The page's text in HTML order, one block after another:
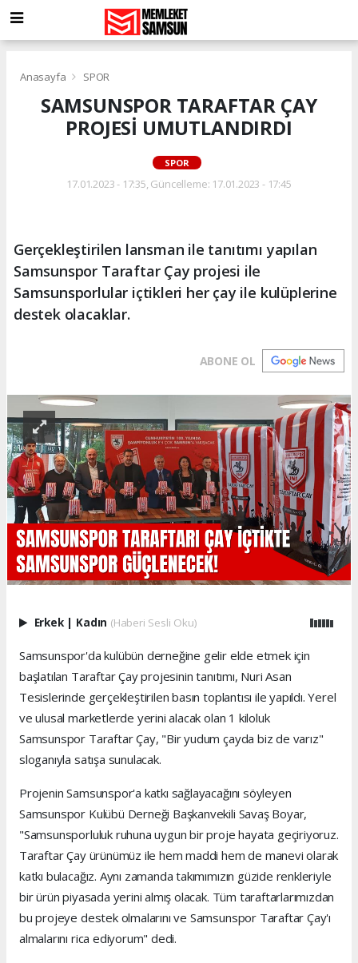
Anasayfa SPOR
SAMSUNSPOR TARAFTAR ÇAY
PROJESİ UMUTLANDIRDI
SPOR
17.01.2023 - 17:35, Güncelleme: 17.01.2023 - 17:45
Gerçekleştirilen lansman ile tanıtımı yapılan
Samsunspor Taraftar Çay projesi ile
Samsunsporlular içtikleri her çay ile kulüplerine
destek olacaklar.
ABONE OL
Erkek | Kadın (Haberi Sesli Oku)
Samsunspor'da kulübün derneğine gelir elde etmek için
başlatılan Taraftar Çay projesinin tanıtımı, Nuri Asan
Tesislerinde gerçekleştirilen basın toplantısı ile yapıldı. Yerel
ve ulusal marketlerde yerini alacak olan 1 kiloluk
Samsunspor Taraftar Çay, "Bir yudum çayda biz de varız"
sloganıyla satışa sunulacak.
Projenin Samsunspor'a katkı sağlayacağını söyleyen
Samsunspor Kulübü Derneği Başkanvekili Savaş Boyar,
"Samsunsporluluk ruhuna uygun bir proje hayata geçiriyoruz.
Taraftar Çay ürünümüz ile hem maddi hem de manevi olarak
katkı bulacağız. Aynı zamanda takımımızın güzide renkleriyle
bir ürün piyasada yerini almış olacak. Tüm taraftarlarımızdan
bu projeye destek olmalarını ve Samsunspor Taraftar Çay'ı
almalarını rica ediyorum" dedi.